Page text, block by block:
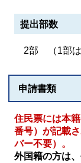
提出部数
2部 （1部は
申請書類
住民票には本
番号）が記載
バー不要）。
外国籍の方は